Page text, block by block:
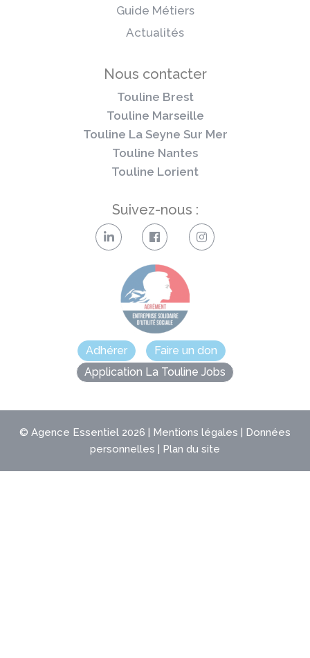
Guide Métiers
Actualités
Nous contacter
Touline Brest
Touline Marseille
Touline La Seyne Sur Mer
Touline Nantes
Touline Lorient
Suivez-nous :
Adhérer
Faire un don
Application La Touline Jobs
© Agence Essentiel 2026 | Mentions légales | Données
personnelles | Plan du site